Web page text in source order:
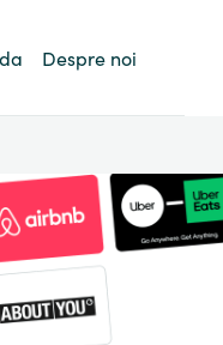
Despre noi